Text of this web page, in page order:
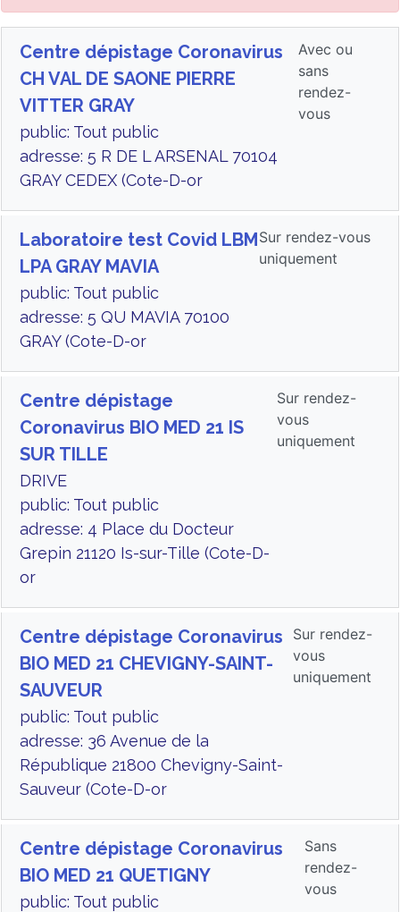
Centre dépistage Coronavirus
CH VAL DE SAONE PIERRE
VITTER GRAY
public: Tout public
adresse: 5 R DE L ARSENAL 70104
GRAY CEDEX (Cote-D-or
Avec ou
sans
rendez-
vous
Laboratoire test Covid LBM
LPA GRAY MAVIA
public: Tout public
adresse: 5 QU MAVIA 70100
GRAY (Cote-D-or
Sur rendez-vous
uniquement
Centre dépistage
Coronavirus BIO MED 21 IS
SUR TILLE
DRIVE
public: Tout public
adresse: 4 Place du Docteur
Grepin 21120 Is-sur-Tille (Cote-D-
or
Sur rendez-
vous
uniquement
Centre dépistage Coronavirus
BIO MED 21 CHEVIGNY-SAINT-
SAUVEUR
public: Tout public
adresse: 36 Avenue de la
République 21800 Chevigny-Saint-
Sauveur (Cote-D-or
Sur rendez-
vous
uniquement
Centre dépistage Coronavirus
BIO MED 21 QUETIGNY
public: Tout public
Sans
rendez-
vous